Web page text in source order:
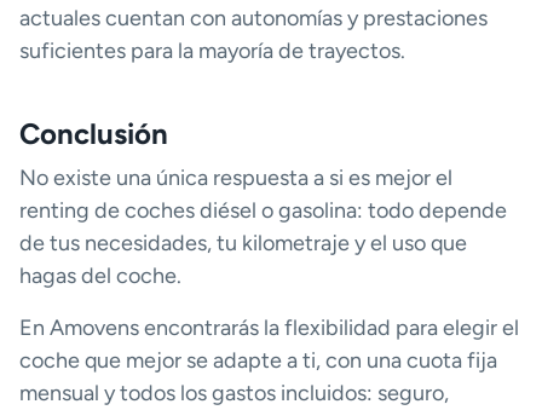
actuales cuentan con autonomías y prestaciones
suficientes para la mayoría de trayectos.
Conclusión
No existe una única respuesta a si es mejor el
renting de coches diésel o gasolina: todo depende
de tus necesidades, tu kilometraje y el uso que
hagas del coche.
En Amovens encontrarás la flexibilidad para elegir el
coche que mejor se adapte a ti, con una cuota fija
mensual y todos los gastos incluidos: seguro,